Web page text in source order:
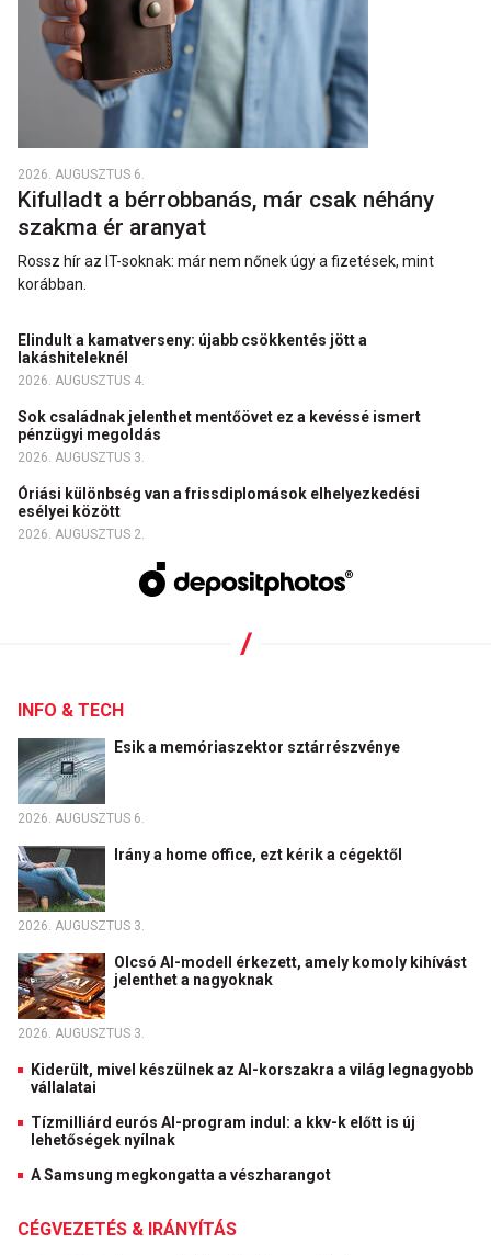
2026. AUGUSZTUS 6.
Kifulladt a bérrobbanás, már csak néhány
szakma ér aranyat
Rossz hír az IT-soknak: már nem nőnek úgy a fizetések, mint
korábban.
Elindult a kamatverseny: újabb csökkentés jött a
lakáshiteleknél
2026. AUGUSZTUS 4.
Sok családnak jelenthet mentőövet ez a kevéssé ismert
pénzügyi megoldás
2026. AUGUSZTUS 3.
Óriási különbség van a frissdiplomások elhelyezkedési
esélyei között
2026. AUGUSZTUS 2.
INFO & TECH
Esik a memóriaszektor sztárrészvénye
2026. AUGUSZTUS 6.
Irány a home office, ezt kérik a cégektől
2026. AUGUSZTUS 3.
Olcsó AI-modell érkezett, amely komoly kihívást
jelenthet a nagyoknak
2026. AUGUSZTUS 3.
Kiderült, mivel készülnek az AI-korszakra a világ legnagyobb
vállalatai
Tízmilliárd eurós AI-program indul: a kkv-k előtt is új
lehetőségek nyílnak
A Samsung megkongatta a vészharangot
CÉGVEZETÉS & IRÁNYÍTÁS